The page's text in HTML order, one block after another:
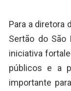
Para a diretora
Sertão do São
iniciativa
públicos e a
importante